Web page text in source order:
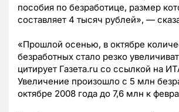
пособия по безработице, размер
составляет 4 тысяч рублей», —
«Прошлой осенью, в октябре
безработных стало резко
цитирует Газета.ru со ссылкой на
Увеличение произошло с 5 млн
октябре 2008 года до 7,6 млн к